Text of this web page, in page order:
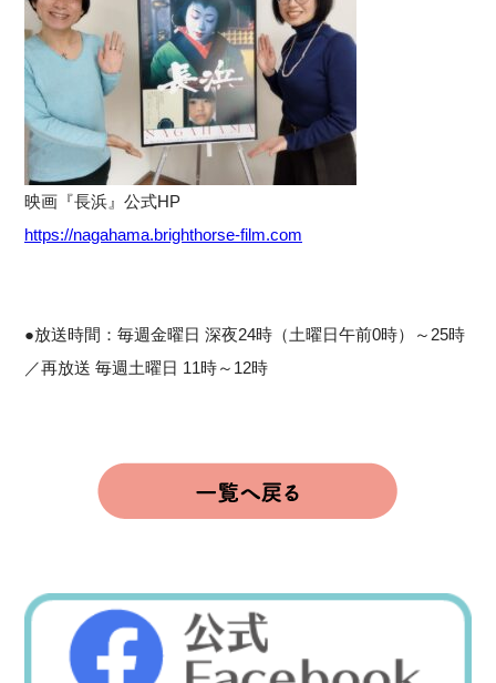
映画『長浜』公式HP
https://nagahama.brighthorse-film.com
●放送時間：毎週金曜日 深夜24時（土曜日午前0時）～25時
／再放送 毎週土曜日 11時～12時